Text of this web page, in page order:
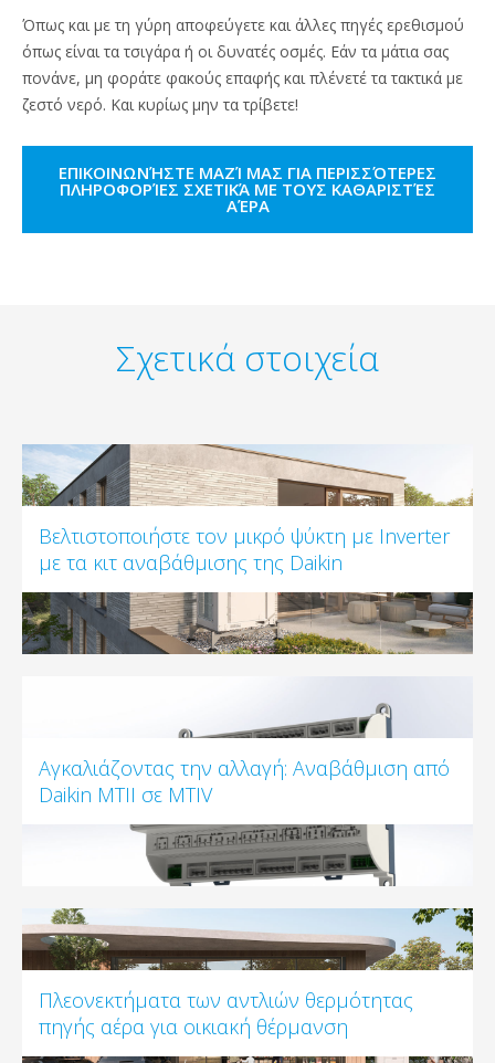
Όπως και με τη γύρη αποφεύγετε και άλλες πηγές ερεθισμού
όπως είναι τα τσιγάρα ή οι δυνατές οσμές. Εάν τα μάτια σας
πονάνε, μη φοράτε φακούς επαφής και πλένετέ τα τακτικά με
ζεστό νερό. Και κυρίως μην τα τρίβετε!
ΕΠΙΚΟΙΝΩΝΉΣΤΕ ΜΑΖΊ ΜΑΣ ΓΙΑ ΠΕΡΙΣΣΌΤΕΡΕΣ
ΠΛΗΡΟΦΟΡΊΕΣ ΣΧΕΤΙΚΆ ΜΕ ΤΟΥΣ ΚΑΘΑΡΙΣΤΈΣ
ΑΈΡΑ
Σχετικά στοιχεία
Βελτιστοποιήστε τον μικρό ψύκτη με Inverter
με τα κιτ αναβάθμισης της Daikin
Αγκαλιάζοντας την αλλαγή: Αναβάθμιση από
Daikin MTII σε MTIV
Πλεονεκτήματα των αντλιών θερμότητας
πηγής αέρα για οικιακή θέρμανση